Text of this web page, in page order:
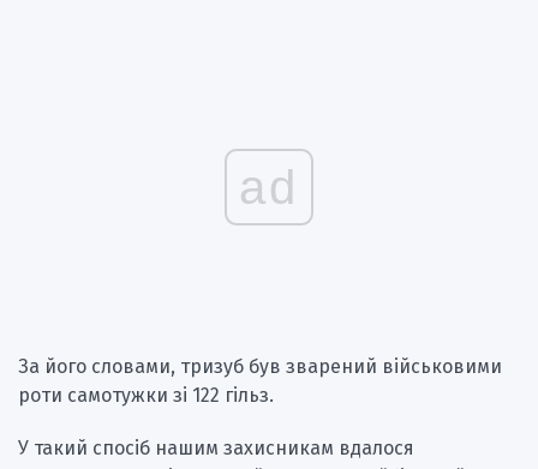
ad
За його словами, тризуб був зварений військовими
роти самотужки зі 122 гільз.
У такий спосіб нашим захисникам вдалося